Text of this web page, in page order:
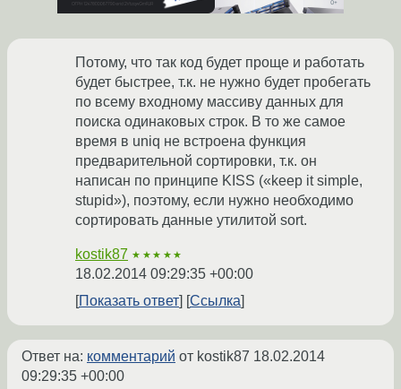
Потому, что так код будет проще и работать
будет быстрее, т.к. не нужно будет пробегать
по всему входному массиву данных для
поиска одинаковых строк. В то же самое
время в uniq не встроена функция
предварительной сортировки, т.к. он
написан по принципе KISS («keep it simple,
stupid»), поэтому, если нужно необходимо
сортировать данные утилитой sort.
kostik87 ★★★★★
18.02.2014 09:29:35 +00:00
Показать ответ
Ссылка
Ответ на: комментарий от kostik87 18.02.2014
09:29:35 +00:00